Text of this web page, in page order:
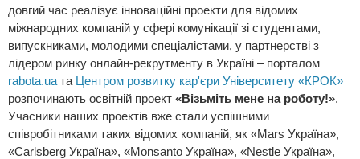
довгий час реалізує інноваційні проекти для відомих
міжнародних компаній у сфері комунікації зі студентами,
випускниками, молодими спеціалістами, у партнерстві з
лідером ринку онлайн-рекрутменту в Україні – порталом
rabota.ua та Центром розвитку кар'єри Університету «КРОК»
розпочинають освітній проект «Візьміть мене на роботу!».
Учасники наших проектів вже стали успішними
співробітниками таких відомих компаній, як «Mars Україна»,
«Carlsberg Україна», «Monsanto Україна», «Nestle Україна»,